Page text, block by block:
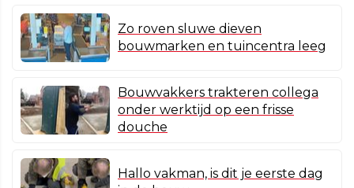
Zo roven sluwe dieven
bouwmarken en tuincentra leeg
Bouwvakkers trakteren collega
onder werktijd op een frisse
douche
Hallo vakman, is dit je eerste dag